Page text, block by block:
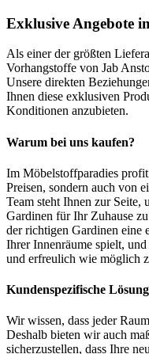
Exklusive Angebote
Als einer der größten
Vorhangstoffe von Jab
Unsere direkten
Ihnen diese exklusiven
Konditionen anzubieten.
Warum bei uns kaufen?
Im Möbelstoffparadies
Preisen, sondern auch von
Team steht Ihnen zur Seite,
Gardinen für Ihr Zuhause
der richtigen Gardinen eine
Ihrer Innenräume spielt,
und erfreulich wie möglich
Kundenspezifische
Wir wissen, dass jeder
Deshalb bieten wir auch
sicherzustellen, dass Ihre